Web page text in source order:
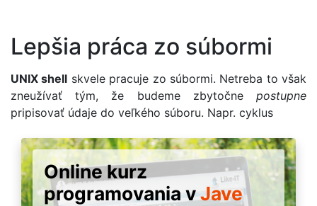
Lepšia práca zo súbormi
UNIX shell skvele pracuje zo súbormi. Netreba to však
zneužívať tým, že budeme zbytočne postupne
pripisovať údaje do veľkého súboru. Napr. cyklus
Online kurz
programovania vJave